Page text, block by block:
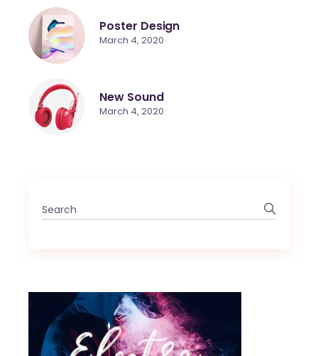
Poster Design
March 4, 2020
New Sound
March 4, 2020